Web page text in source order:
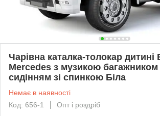
Чарівна каталка-толокар дитині
Mercedes з музикою багажником
сидінням зі спинкою Біла
Немає в наявності
Код: 656-1
Опт і роздріб